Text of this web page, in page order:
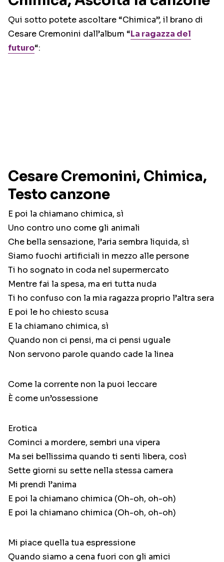
Qui sotto potete ascoltare “Chimica”, il brano di
Cesare Cremonini dall’album “La ragazza del
futuro“:
Cesare Cremonini, Chimica,
Testo canzone
E poi la chiamano chimica, sì
Uno contro uno come gli animali
Che bella sensazione, l’aria sembra liquida, sì
Siamo fuochi artificiali in mezzo alle persone
Ti ho sognato in coda nel supermercato
Mentre fai la spesa, ma eri tutta nuda
Ti ho confuso con la mia ragazza proprio l’altra sera
E poi le ho chiesto scusa
E la chiamano chimica, sì
Quando non ci pensi, ma ci pensi uguale
Non servono parole quando cade la linea
Come la corrente non la puoi leccare
È come un’ossessione
Erotica
Cominci a mordere, sembri una vipera
Ma sei bellissima quando ti senti libera, così
Sette giorni su sette nella stessa camera
Mi prendi l’anima
E poi la chiamano chimica (Oh-oh, oh-oh)
E poi la chiamano chimica (Oh-oh, oh-oh)
Mi piace quella tua espressione
Quando siamo a cena fuori con gli amici